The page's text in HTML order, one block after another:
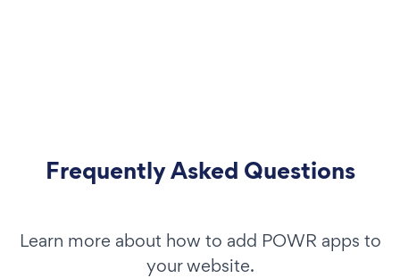
Frequently Asked Questions
Learn more about how to add POWR apps to
your website.